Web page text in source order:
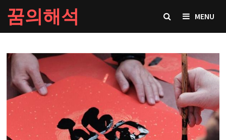
Skip
to
content
꿈의해석 MENU